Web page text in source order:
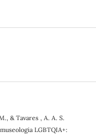
& Tavares , A. A. S.
LGBTQIA+: